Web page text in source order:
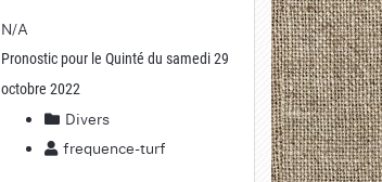
N/A
Pronostic pour le Quinté du samedi 29
octobre 2022
Divers
frequence-turf